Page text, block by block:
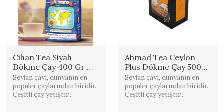
Cihan Tea Siyah
Dökme Çay 400 Gr %
100 Orjinal
Seylan çayı, dünyanın en
popüler çaylarından biridir.
Çeşitli çay yetiştir...
Ahmad Tea Ceylon
Plus Dökme Çay 500
Gr % 100 Orjinal
Seylan çayı, dünyanın en
popüler çaylarından biridir.
Çeşitli çay yetiştir...